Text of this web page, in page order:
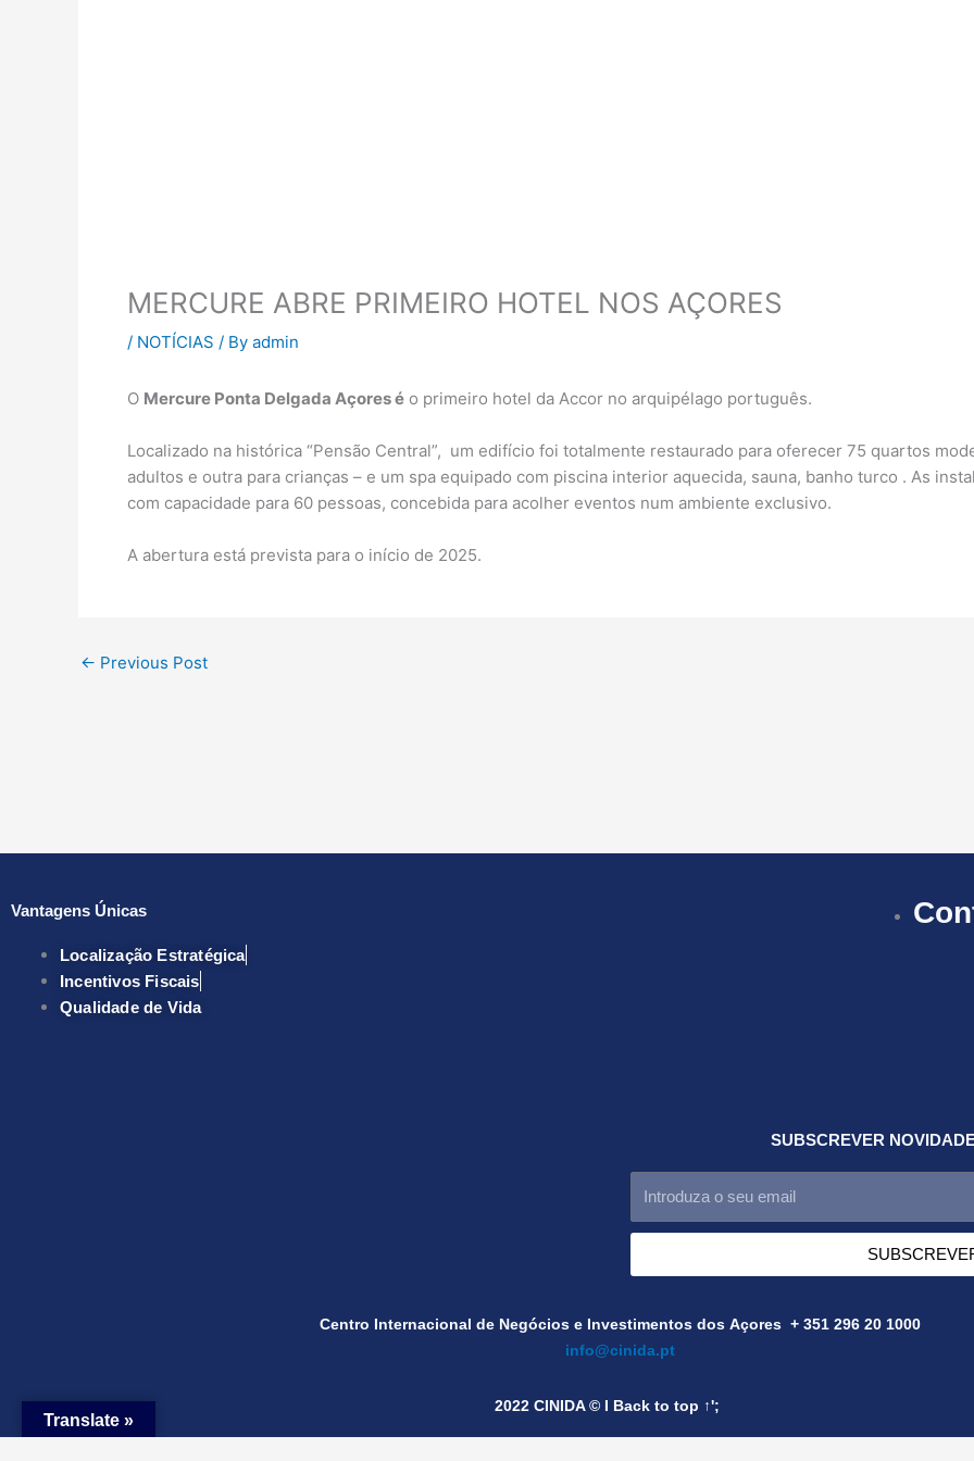
MERCURE ABRE PRIMEIRO HOTEL NOS AÇORES
/ NOTÍCIAS / By admin
O Mercure Ponta Delgada Açores é o primeiro hotel da Accor no arquipélago português.
Localizado na histórica “Pensão Central”, um edifício foi totalmente restaurado para oferecer 75 quartos
adultos e outra para crianças – e um spa equipado com piscina interior aquecida, sauna, banho turco . As
com capacidade para 60 pessoas, concebida para acolher eventos num ambiente exclusivo.
A abertura está prevista para o início de 2025.
← Previous Post
Vantagens Únicas
Localização Estratégica
Incentivos Fiscais
Qualidade de Vida
SUBSCREVER
Centro Internacional de Negócios e Investimentos dos Açores + 351 296 20 1000
info@cinida.pt
2022 CINIDA © I Back to top ↑';
Translate »